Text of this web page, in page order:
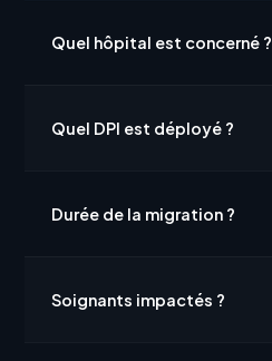
Quel hôpital est concerné ?
Quel DPI est déployé ?
Durée de la migration ?
Soignants impactés ?